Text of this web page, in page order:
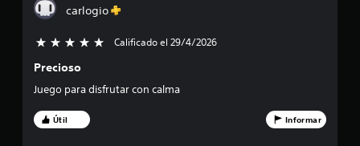
s
carlogio
5 estrellas de un total de 5
Calificado el 29/4/2026
Precioso
Juego para disfrutar con calma
Útil Informar